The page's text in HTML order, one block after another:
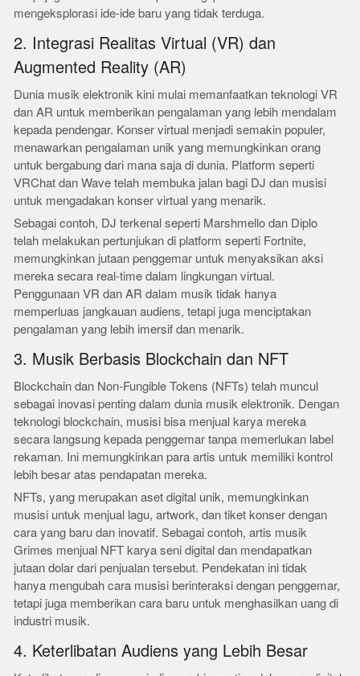
mengeksplorasi ide-ide baru yang tidak terduga.
2. Integrasi Realitas Virtual (VR) dan
Augmented Reality (AR)
Dunia musik elektronik kini mulai memanfaatkan teknologi VR
dan AR untuk memberikan pengalaman yang lebih mendalam
kepada pendengar. Konser virtual menjadi semakin populer,
menawarkan pengalaman unik yang memungkinkan orang
untuk bergabung dari mana saja di dunia. Platform seperti
VRChat dan Wave telah membuka jalan bagi DJ dan musisi
untuk mengadakan konser virtual yang menarik.
Sebagai contoh, DJ terkenal seperti Marshmello dan Diplo
telah melakukan pertunjukan di platform seperti Fortnite,
memungkinkan jutaan penggemar untuk menyaksikan aksi
mereka secara real-time dalam lingkungan virtual.
Penggunaan VR dan AR dalam musik tidak hanya
memperluas jangkauan audiens, tetapi juga menciptakan
pengalaman yang lebih imersif dan menarik.
3. Musik Berbasis Blockchain dan NFT
Blockchain dan Non-Fungible Tokens (NFTs) telah muncul
sebagai inovasi penting dalam dunia musik elektronik. Dengan
teknologi blockchain, musisi bisa menjual karya mereka
secara langsung kepada penggemar tanpa memerlukan label
rekaman. Ini memungkinkan para artis untuk memiliki kontrol
lebih besar atas pendapatan mereka.
NFTs, yang merupakan aset digital unik, memungkinkan
musisi untuk menjual lagu, artwork, dan tiket konser dengan
cara yang baru dan inovatif. Sebagai contoh, artis musik
Grimes menjual NFT karya seni digital dan mendapatkan
jutaan dolar dari penjualan tersebut. Pendekatan ini tidak
hanya mengubah cara musisi berinteraksi dengan penggemar,
tetapi juga memberikan cara baru untuk menghasilkan uang di
industri musik.
4. Keterlibatan Audiens yang Lebih Besar